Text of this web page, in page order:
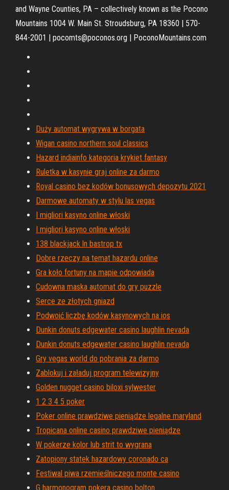
and Wayne Counties, PA – collectively known as the Pocono
Mountains 1004 W. Main St. Stroudsburg, PA 18360 | 570-
844-2001 | pocomts@poconos.org | PoconoMountains.com
Duży automat wygrywa w borgata
Wigan casino northern soul classics
Hazard indiainfo kategoria krykiet fantasy
Ruletka w kasynie graj online za darmo
Royal casino bez kodów bonusowych depozytu 2021
Darmowe automaty w stylu las vegas
I migliori kasyno online włoski
I migliori kasyno online włoski
138 blackjack ln bastrop tx
Dobre rzeczy na temat hazardu online
Gra koło fortuny na mapie odpowiada
Cudowna maska ​​automat do gry puzzle
Serce ze złotych gniazd
Podwoić liczbę kodów kasynowych na ios
Dunkin donuts edgewater casino laughlin nevada
Dunkin donuts edgewater casino laughlin nevada
Gry vegas world do pobrania za darmo
Zablokuj i załaduj program telewizyjny
Golden nugget casino biloxi sylwester
1 2 3 4 5 poker
Poker online prawdziwe pieniądze legalne maryland
Tropicana online casino prawdziwe pieniądze
W pokerze kolor lub strit to wygrana
Zatopiony statek hazardowy coronado ca
Festiwal piwa rzemieślniczego monte casino
G harmonogram pokera casino bolton